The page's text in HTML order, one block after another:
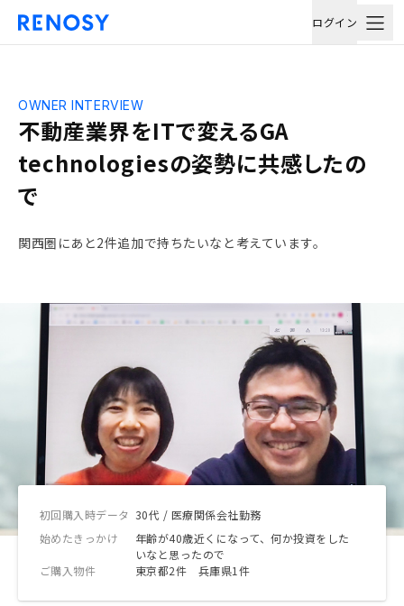
ログイン
不動産業界をITで変えるGA
technologiesの姿勢に共感したの
で
OWNER INTERVIEW
関西圏にあと2件追加で持ちたいなと考えています。
初回購入時データ 30代 / 医療関係会社勤務
始めたきっかけ
年齢が40歳近くになって、何か投資をした
いなと思ったので
ご購入物件
東京都2件 兵庫県1件